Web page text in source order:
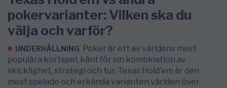
pokervarianter: Vilken ska du
välja och varför?
UNDERHÅLLNING Poker är ett av världens mest
populära kortspel, känt för sin kombination av
skicklighet, strategi och tur. Texas Hold'em är den
mest spelade och erkända varianten världen över.